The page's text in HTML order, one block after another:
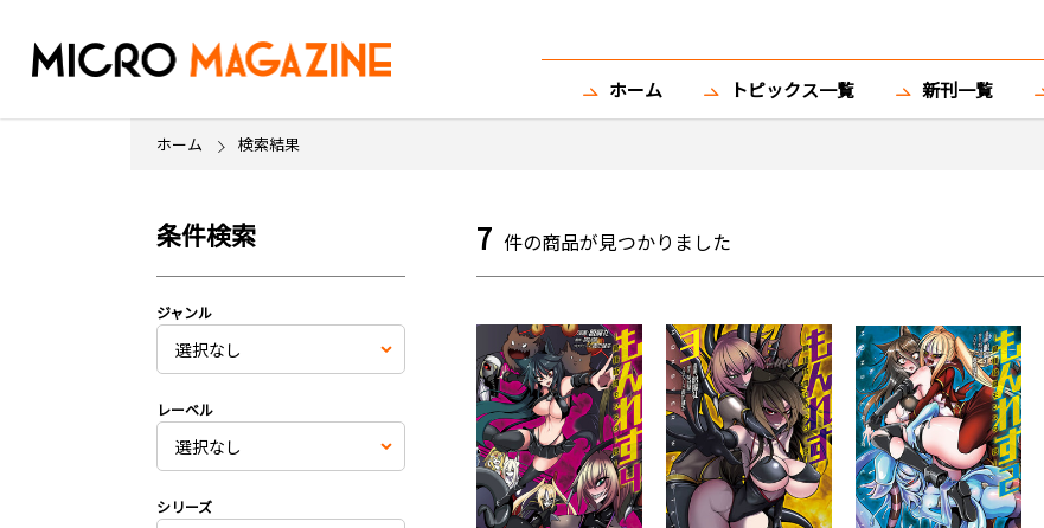
ホーム トピックス一覧 新刊一覧
ホーム 検索結果
条件検索
ジャンル
レーベル
シリーズ
7 件の商品が見つかりました